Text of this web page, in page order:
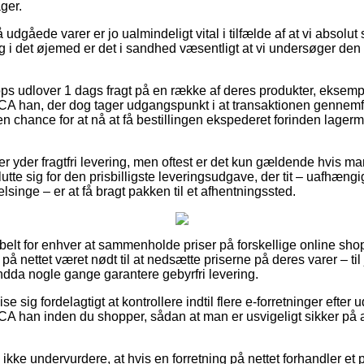
udgåede varer er jo ualmindeligt vital i tilfælde af at vi absolut
i det øjemed er det i sandhed væsentligt at vi undersøger
udlover 1 dags fragt på en række af deres produkter,
han, der dog tager udgangspunkt i at transaktionen
chance for at nå at få bestillingen ekspederet forinden
yder fragtfri levering, men oftest er det kun gældende hvis
sig for den prisbilligste leveringsudgave, der tit –
– er at få bragt pakken til et afhentningssted.
for enhver at sammenholde priser på forskellige online
nettet været nødt til at nedsætte priserne på deres varer –
nogle gange garantere gebyrfri levering.
sig fordelagtigt at kontrollere indtil flere e-forretninger efter
han inden du shopper, sådan at man er usvigeligt sikker på
undervurdere, at hvis en forretning på nettet forhandler et